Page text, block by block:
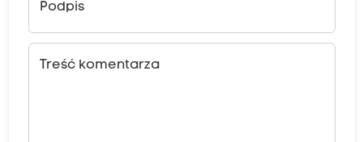
Podpis
Treść komentarza